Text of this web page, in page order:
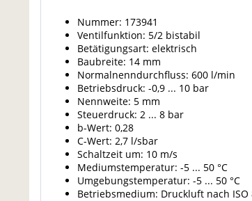
Nummer: 173941
Ventilfunktion: 5/2 bistabil
Betätigungsart: elektrisch
Baubreite: 14 mm
Normalnenndurchfluss: 600 l/min
Betriebsdruck: -0,9 ... 10 bar
Nennweite: 5 mm
Steuerdruck: 2 ... 8 bar
b-Wert: 0,28
C-Wert: 2,7 l/sbar
Schaltzeit um: 10 m/s
Mediumstemperatur: -5 ... 50 °C
Umgebungstemperatur: -5 ... 50 °C
Betriebsmedium: Druckluft nach ISO